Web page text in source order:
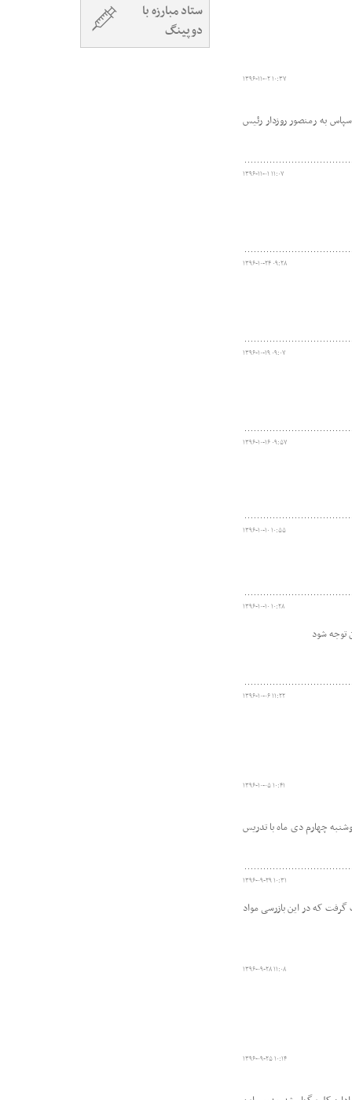
۱۳۹۶-۱۱-۰۲ ۱۰:۳۷
به رمنصور روزدار رئیس
۱۳۹۶-۱۱-۰۱ ۱۱:۰۷
۱۳۹۶-۱۰-۲۴ ۰۹:۲۸
۱۳۹۶-۱۰-۱۹ ۰۹:۰۷
۱۳۹۶-۱۰-۱۶ ۰۹:۵۷
۱۳۹۶-۱۰-۱۰ ۱۰:۵۵
۱۳۹۶-۱۰-۱۰ ۱۰:۲۸
توجه شود
۱۳۹۶-۱۰-۰۶ ۱۱:۲۲
۱۳۹۶-۱۰-۰۵ ۱۰:۴۱
چهارم دی ماه با تدریس
۱۳۹۶-۰۹-۲۹ ۱۰:۳۱
که در این بازرسی مواد
۱۳۹۶-۰۹-۲۸ ۱۱:۰۸
۱۳۹۶-۰۹-۲۵ ۱۰:۱۴
ستاد مبارزه با
دوپینگ